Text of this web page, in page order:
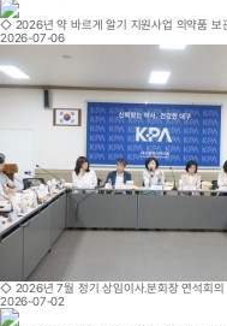
◇ 2026년 약 바르게 알기 지원사업 의약품 보
2026-07-06
◇ 2026년 7월 정기 상임이사․분회장 연석회의
2026-07-02